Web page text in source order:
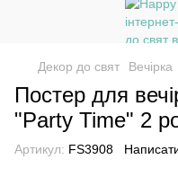
Декор до свят Вечірка
Постер для
"Party Time" 2
Артикул: FS3908